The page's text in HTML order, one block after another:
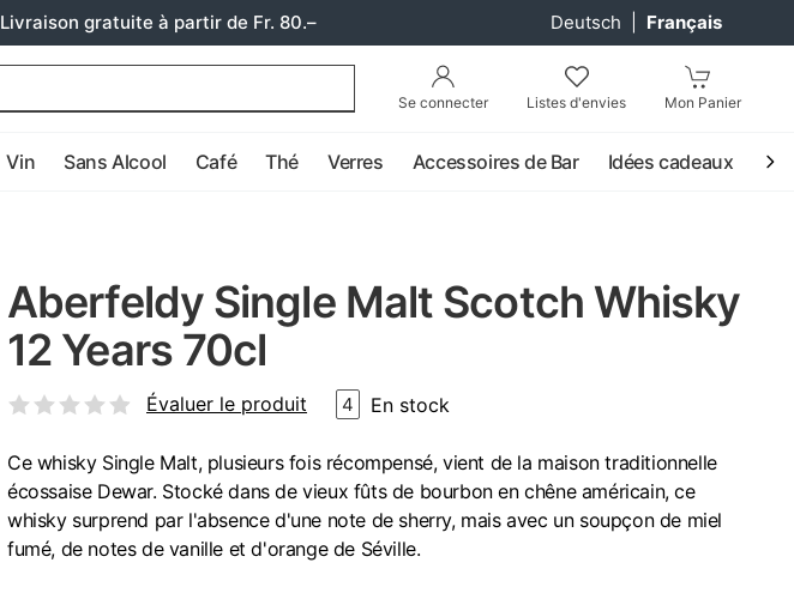
Livraison gratuite à partir de Fr. 80.– Deutsch Français
Se connecter Listes d'envies Mon Panier
Vin Sans Alcool Café Thé Verres Accessoires de Bar Idées cadeaux
Aberfeldy Single Malt Scotch Whisky
12 Years 70cl
Évaluer le produit 4 En stock
Ce whisky Single Malt, plusieurs fois récompensé, vient de la maison traditionnelle
écossaise Dewar. Stocké dans de vieux fûts de bourbon en chêne américain, ce
whisky surprend par l'absence d'une note de sherry, mais avec un soupçon de miel
fumé, de notes de vanille et d'orange de Séville.